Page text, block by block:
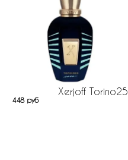
Xerjoff Torino25
448 руб